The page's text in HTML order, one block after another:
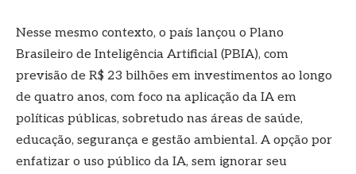
Nesse mesmo contexto, o país lançou o Plano
Brasileiro de Inteligência Artificial (PBIA), com
previsão de R$ 23 bilhões em investimentos ao longo
de quatro anos, com foco na aplicação da IA em
políticas públicas, sobretudo nas áreas de saúde,
educação, segurança e gestão ambiental. A opção por
enfatizar o uso público da IA, sem ignorar seu